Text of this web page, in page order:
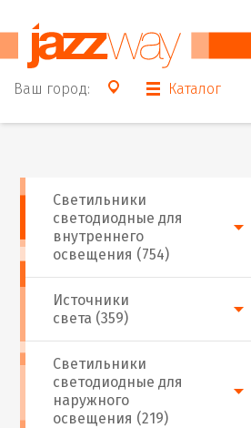
Ваш город: Каталог
Источники
света (359)
Светильники
светодиодные для
внутреннего
освещения (754)
Светильники
светодиодные для
наружного
освещения (219)